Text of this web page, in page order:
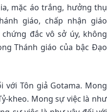
mặc áo trắng, hưởng thụ
giáo, chấp nhận giáo
đắc vô sở úy, không
Thánh giáo của bậc Ðạo
với Tôn giả Gotama. Mong
kheo. Mong sự việc là như